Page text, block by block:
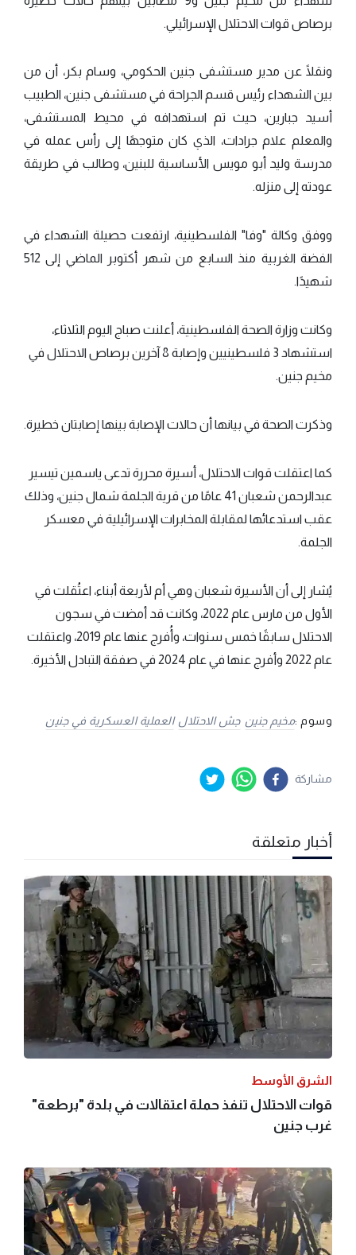
برصاص قوات الاحتلال الإسرائيلي.
ونقلًا عن مدير مستشفى جنين الحكومي، وسام بكر، أن من
بين الشهداء رئيس قسم الجراحة في مستشفى جنين، الطبيب
أسيد جبارين، حيث تم استهدافه في محيط المستشفى،
والمعلم علام جرادات، الذي كان متوجهًا إلى رأس عمله في
مدرسة وليد أبو مويس الأساسية للبنين، وطالب في طريقة
عودته إلى منزله.
ووفق وكالة "وفا" الفلسطينية، ارتفعت حصيلة الشهداء في
الفضة الغربية منذ السابع من شهر أكتوبر الماضي إلى 512
شهيدًا.
وكانت وزارة الصحة الفلسطينية، أعلنت صباج اليوم الثلاثاء،
استشهاد 3 فلسطينيين وإصابة 8 آخرين برصاص الاحتلال في
مخيم جنين.
وذكرت الصحة في بيانها أن حالات الإصابة بينها إصابتان خطيرة.
كما اعتقلت قوات الاحتلال، أسيرة محررة تدعى ياسمين تيسير
عبدالرحمن شعبان 41 عامًا من قرية الجلمة شمال جنين، وذلك
عقب استدعائها لمقابلة المخابرات الإسرائيلية في معسكر
الجلمة.
يُشار إلى أن الأسيرة شعبان وهي أم لأربعة أبناء، اعتُقلت في
الأول من مارس عام 2022، وكانت قد أمضت في سجون
الاحتلال سابقًا خمس سنوات، وأُفرج عنها عام 2019، واعتقلت
عام 2022 وأفرج عنها في عام 2024 في صفقة التبادل الأخيرة.
وسوم :مخيم جنين جش الاحتلال العملية العسكرية في جنين
مشاركة
أخبار متعلقة
الشرق الأوسط
قوات الاحتلال تنفذ حملة اعتقالات في بلدة "برطعة"
غرب جنين